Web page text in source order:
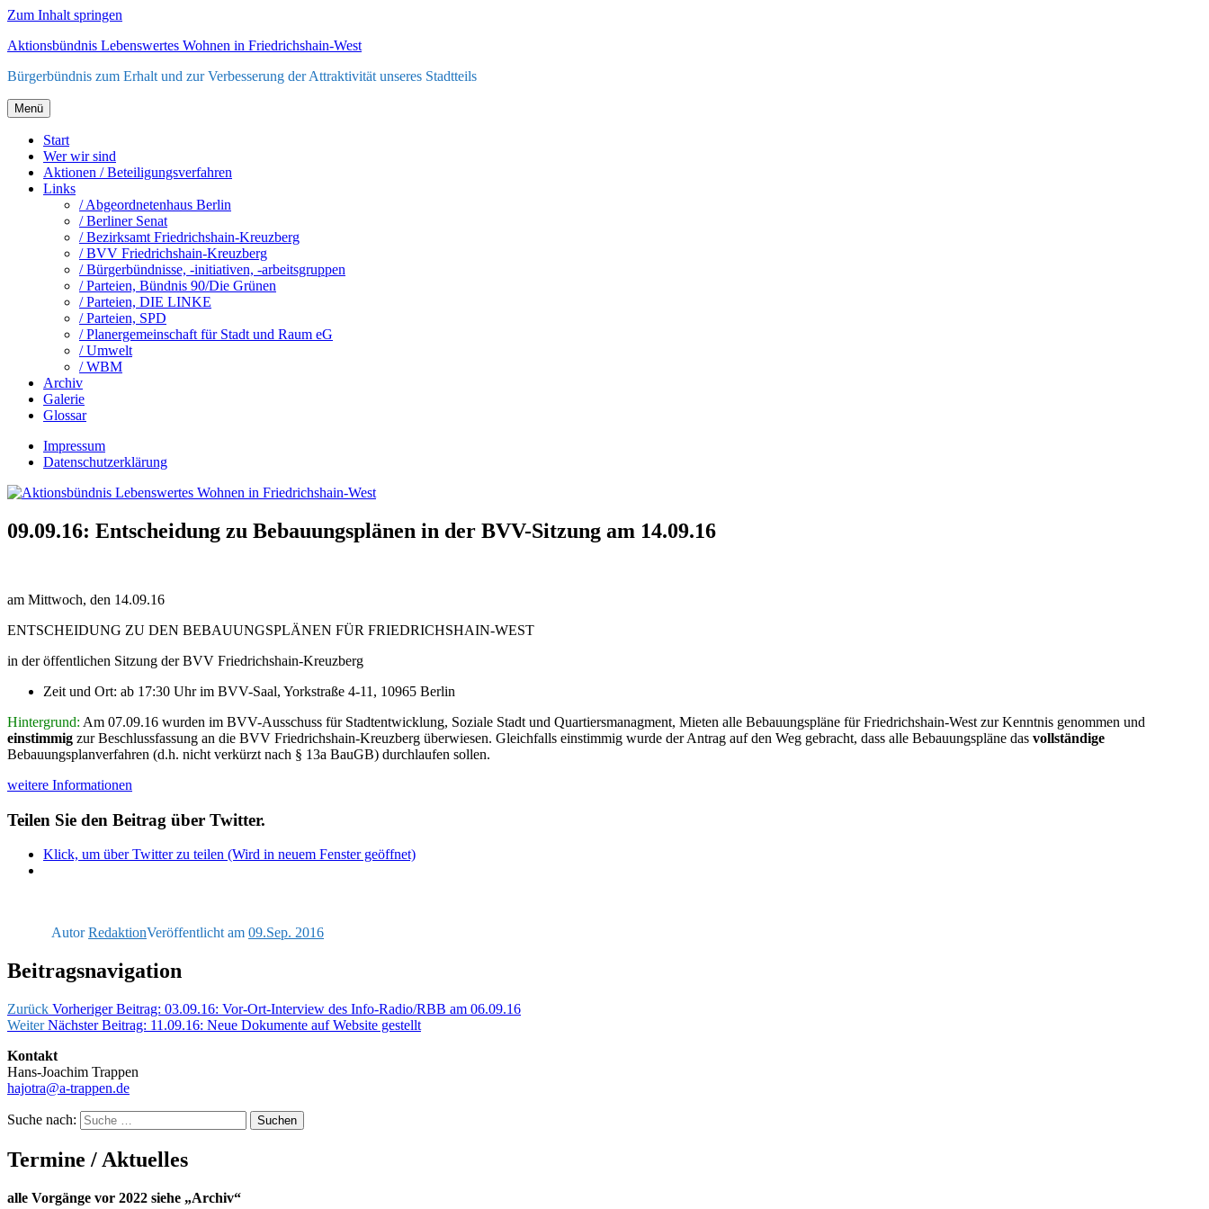
Zum Inhalt springen
Aktionsbündnis Lebenswertes Wohnen in Friedrichshain-West
Bürgerbündnis zum Erhalt und zur Verbesserung der Attraktivität unseres Stadtteils
Menü
Start
Wer wir sind
Aktionen / Beteiligungsverfahren
Links
/ Abgeordnetenhaus Berlin
/ Berliner Senat
/ Bezirksamt Friedrichshain-Kreuzberg
/ BVV Friedrichshain-Kreuzberg
/ Bürgerbündnisse, -initiativen, -arbeitsgruppen
/ Parteien, Bündnis 90/Die Grünen
/ Parteien, DIE LINKE
/ Parteien, SPD
/ Planergemeinschaft für Stadt und Raum eG
/ Umwelt
/ WBM
Archiv
Galerie
Glossar
Impressum
Datenschutzerklärung
09.09.16: Entscheidung zu Bebauungsplänen in der BVV-Sitzung am 14.09.16
am Mittwoch, den 14.09.16
ENTSCHEIDUNG ZU DEN BEBAUUNGSPLÄNEN FÜR FRIEDRICHSHAIN-WEST
in der öffentlichen Sitzung der BVV Friedrichshain-Kreuzberg
Zeit und Ort: ab 17:30 Uhr im BVV-Saal, Yorkstraße 4-11, 10965 Berlin
Hintergrund: Am 07.09.16 wurden im BVV-Ausschuss für Stadtentwicklung, Soziale Stadt und Quartiersmanagment, Mieten alle Bebauungspläne für Friedrichshain-West zur Kenntnis genommen und
einstimmig zur Beschlussfassung an die BVV Friedrichshain-Kreuzberg überwiesen. Gleichfalls einstimmig wurde der Antrag auf den Weg gebracht, dass alle Bebauungspläne das vollständige
Bebauungsplanverfahren (d.h. nicht verkürzt nach § 13a BauGB) durchlaufen sollen.
weitere Informationen
Teilen Sie den Beitrag über Twitter.
Klick, um über Twitter zu teilen (Wird in neuem Fenster geöffnet)
AutorRedaktionVeröffentlicht am 09.Sep. 2016
Beitragsnavigation
Zurück Vorheriger Beitrag: 03.09.16: Vor-Ort-Interview des Info-Radio/RBB am 06.09.16
Weiter Nächster Beitrag: 11.09.16: Neue Dokumente auf Website gestellt
Kontakt
Hans-Joachim Trappen
hajotra@a-trappen.de
Suche nach: Suchen
Termine / Aktuelles
alle Vorgänge vor 2022 siehe „Archiv“